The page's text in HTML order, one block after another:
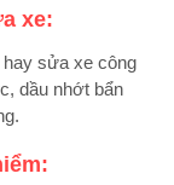
xe:
sửa xe công
dầu nhớt bẩn